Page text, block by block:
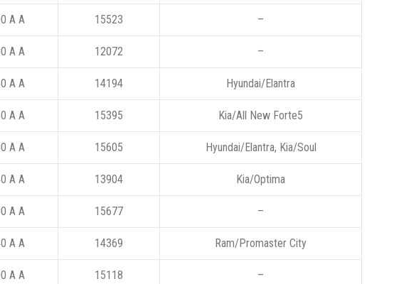
A A 15523 –
A A 12072 –
A A 14194 Hyundai/Elantra
A A 15395 Kia/All New Forte5
A A 15605 Hyundai/Elantra, Kia/Soul
A A 13904 Kia/Optima
A A 15677 –
A A 14369 Ram/Promaster City
A A 15118 –